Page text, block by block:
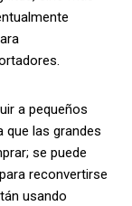
a pequeños
que las grandes
se puede
reconvertirse
usando